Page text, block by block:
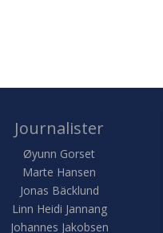
Journalister
Øyunn Gorset
Marte Hansen
Jonas Bäcklund
Linn Heidi Jannang
Johannes Jakobsen